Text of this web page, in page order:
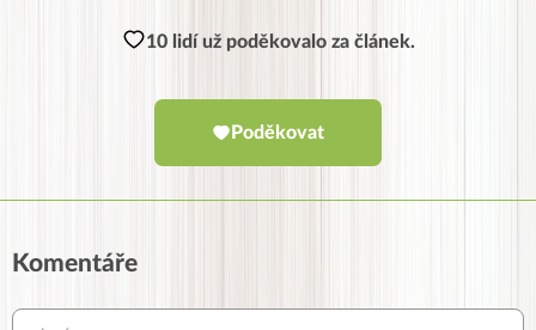
10 lidí už poděkovalo za článek.
Poděkovat
Komentáře